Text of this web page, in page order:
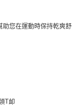
助您在運動時保持乾爽舒
T卹